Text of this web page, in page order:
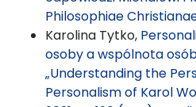
Philosophiae
Karolina Tytko,
osoby a wspólnota
„Understanding the
Personalism of Karol